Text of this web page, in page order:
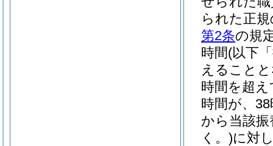
られた正
第2条の規
時間(以下
えること
時間を超
時間が、
から当該
く。)に対